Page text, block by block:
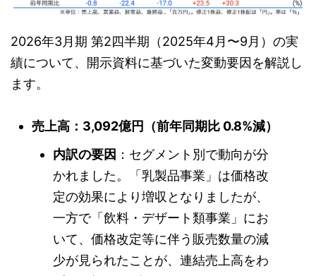
2026年3月期 第2四半期（2025年4月〜9月）の実
績について、開示資料に基づいた変動要因を解説し
ます。
売上高：3,092億円（前年同期比 0.8%減）
内訳の要因 ：セグメント別で動向が分
かれました。「乳製品事業」は価格改
定の効果により増収となりましたが、
一方で「飲料・デザート類事業」にお
いて、価格改定等に伴う販売数量の減
少が見られたことが、連結売上高をわ